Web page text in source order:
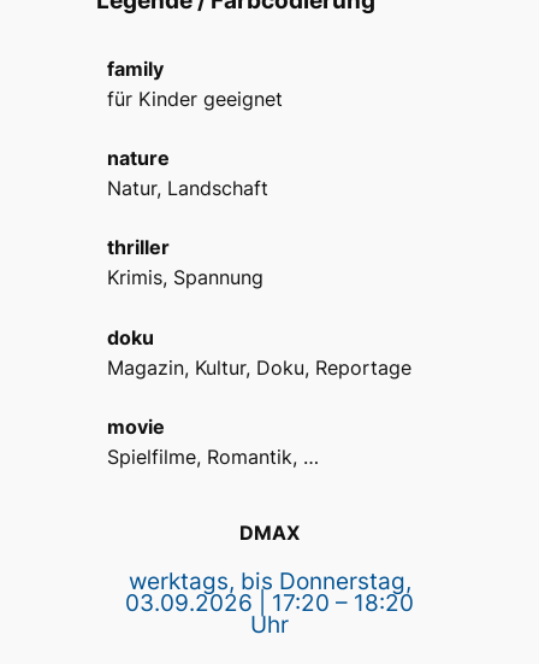
family
für Kinder geeignet
nature
Natur, Landschaft
thriller
Krimis, Spannung
doku
Magazin, Kultur, Doku, Reportage
movie
Spielfilme, Romantik, …
DMAX
werktags, bis Donnerstag,
03.09.2026 | 17:20 – 18:20
Uhr